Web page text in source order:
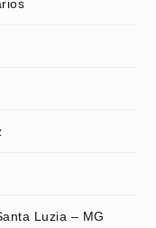
Luzia – MG